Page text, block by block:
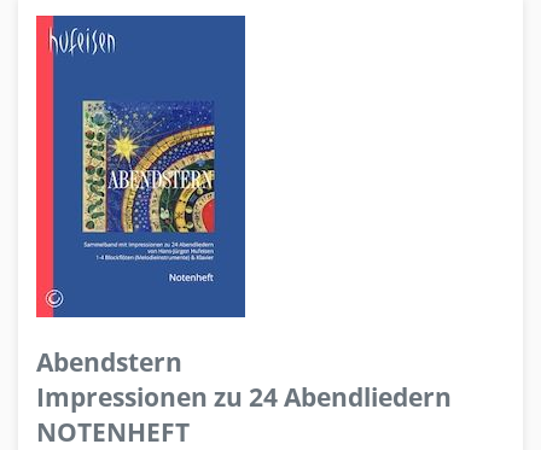
Abendstern
Impressionen zu 24 Abendliedern
NOTENHEFT